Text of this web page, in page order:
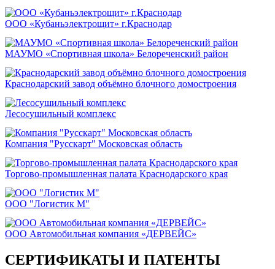
ООО «Кубаньэлектрощит» г.Краснодар
МАУМО «Спортивная школа» Белореченский район
Краснодарский завод объёмно блочного домостроения
Лесосушильный комплекс
Компания "Русскарт" Московская область
Торгово-промышленная палата Краснодарского края
ООО "Логистик М"
ООО Автомобильная компания «ДЕРВЕЙС»
СЕРТИФИКАТЫ И ПАТЕНТЫ